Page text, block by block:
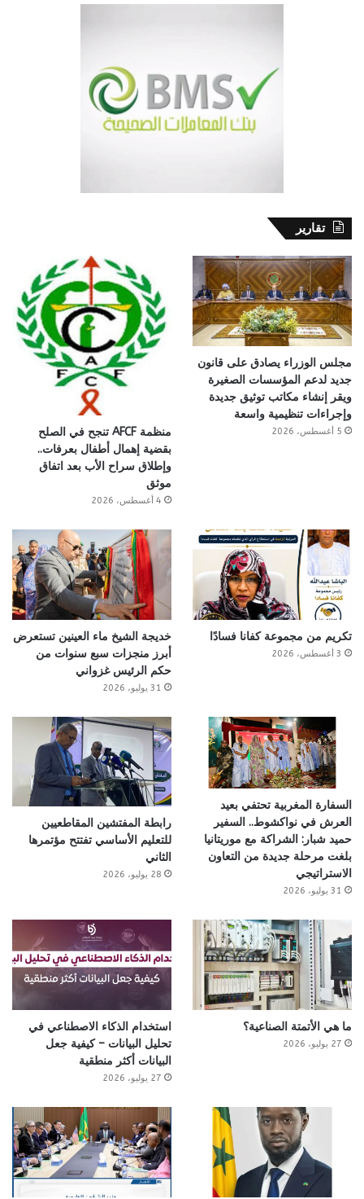
تقارير
مجلس الوزراء يصادق على قانون
جديد لدعم المؤسسات الصغيرة
ويقر إنشاء مكاتب توثيق جديدة
وإجراءات تنظيمية واسعة
5 أغسطس، 2026
منظمة AFCF تنجح في الصلح
بقضية إهمال أطفال بعرفات..
وإطلاق سراح الأب بعد اتفاق
موثق
4 أغسطس، 2026
تكريم من مجموعة كفانا فسادًا
3 أغسطس، 2026
خديجة الشيخ ماء العينين تستعرض
أبرز منجزات سبع سنوات من
حكم الرئيس غزواني
31 يوليو، 2026
السفارة المغربية تحتفي بعيد
العرش في نواكشوط.. السفير
حميد شبار: الشراكة مع موريتانيا
بلغت مرحلة جديدة من التعاون
الاستراتيجي
31 يوليو، 2026
رابطة المفتشين المقاطعيين
للتعليم الأساسي تفتتح مؤتمرها
الثاني
28 يوليو، 2026
ما هي الأتمتة الصناعية؟
27 يوليو، 2026
استخدام الذكاء الاصطناعي في
تحليل البيانات – كيفية جعل
البيانات أكثر منطقية
27 يوليو، 2026